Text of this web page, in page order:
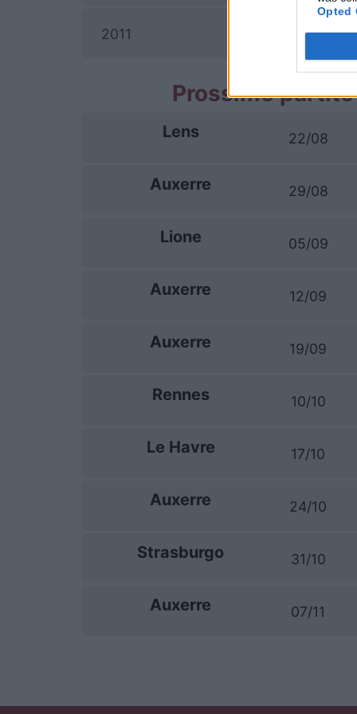
Opted
2011
Prossime
Lens 22/08
Auxerre 29/08
Lione 05/09
Auxerre 12/09
Auxerre 19/09
Rennes 10/10
Le Havre 17/10
Auxerre 24/10
Strasburgo 31/10
Auxerre 07/11